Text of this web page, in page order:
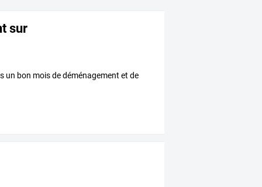
sur
un bon mois de déménagement et de